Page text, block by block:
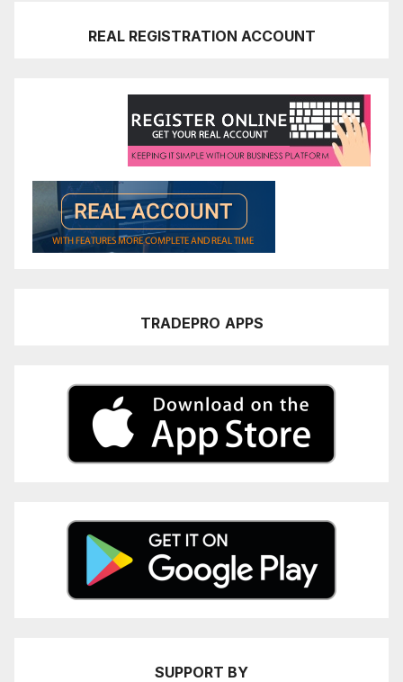
REAL REGISTRATION ACCOUNT
TRADEPRO APPS
SUPPORT BY